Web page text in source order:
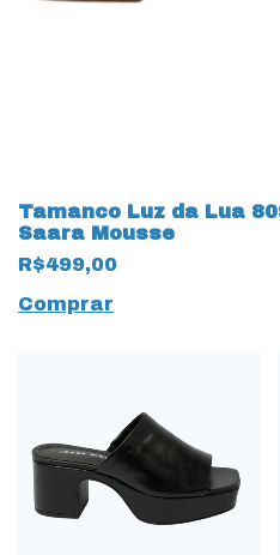
Tamanco Luz da Lua
Saara Mousse
R$499,00
Comprar